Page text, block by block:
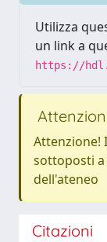
Utilizza
un link a
https://
Attenzione!
sottoposti
dell'ateneo
Citazioni